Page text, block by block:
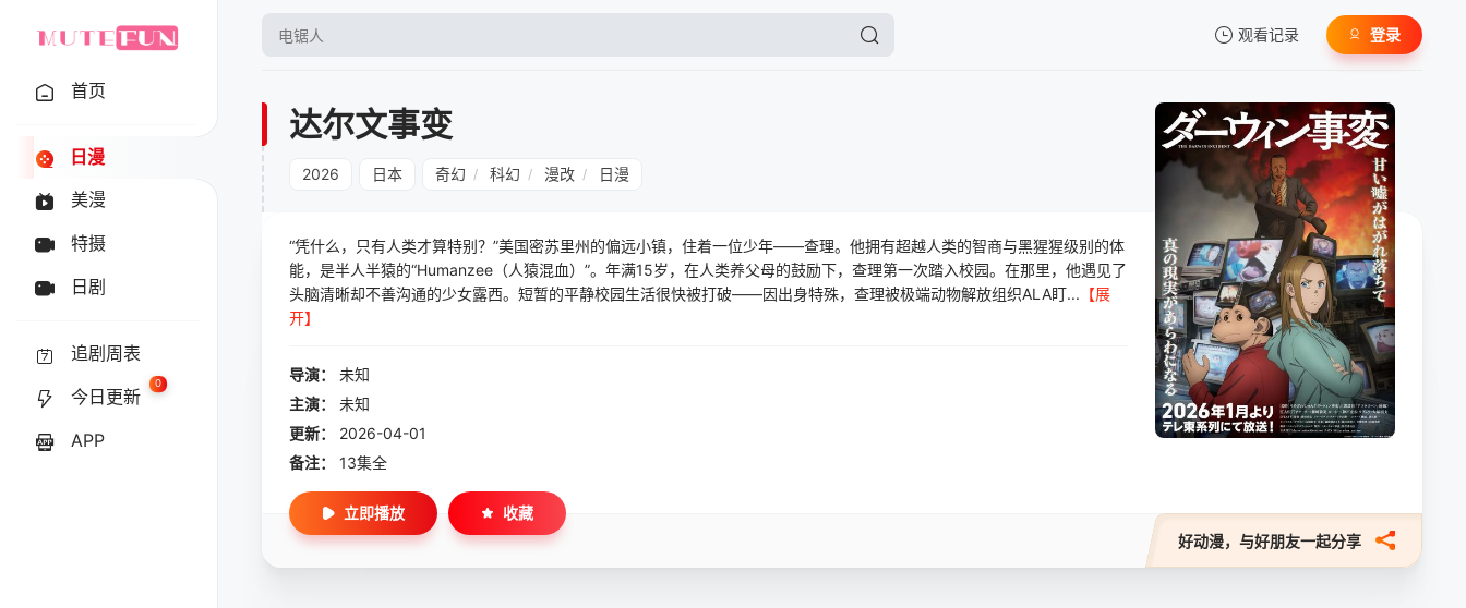
观看记录
暂无观看影片的记录
登录
首页
日漫
美漫
特摄
日剧
追剧周表
今日更新
0
APP
达尔文事变
2026 日本 奇幻 / 科幻 / 漫改 / 日漫
“凭什么，只有人类才算特别？”美国密苏里州的偏远小镇，住着一位少年——查理。他拥有超越人类的智商与黑猩猩级别的体
能，是半人半猿的“Humanzee（人猿混血）”。年满15岁，在人类养父母的鼓励下，查理第一次踏入校园。在那里，他遇见了
头脑清晰却不善沟通的少女露西。短暂的平静校园生活很快被打破——因出身特殊，查理被极端动物解放组织ALA盯... 【展
开】
导演：
未知
主演：
未知
更新：
2026-04-01
备注：
13集全
好动漫，与好朋友一起分享
立即播放 收藏